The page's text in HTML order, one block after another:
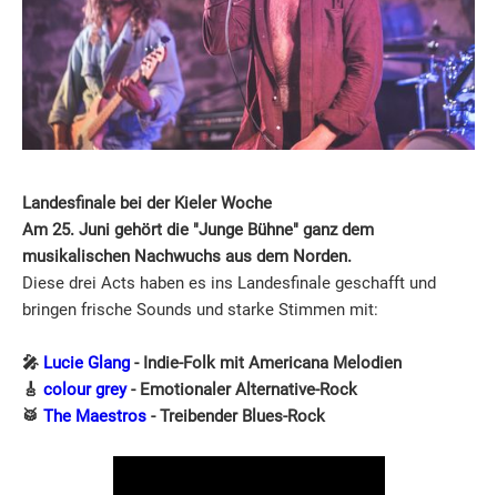
Landesfinale bei der Kieler Woche
Am 25. Juni gehört die "Junge Bühne" ganz dem
musikalischen Nachwuchs aus dem Norden.
Diese drei Acts haben es ins Landesfinale geschafft und
bringen frische Sounds und starke Stimmen mit:
🎤 Lucie Glang - Indie-Folk mit Americana Melodien
🎸 colour grey- Emotionaler Alternative-Rock
🥁 The Maestros - Treibender Blues-Rock